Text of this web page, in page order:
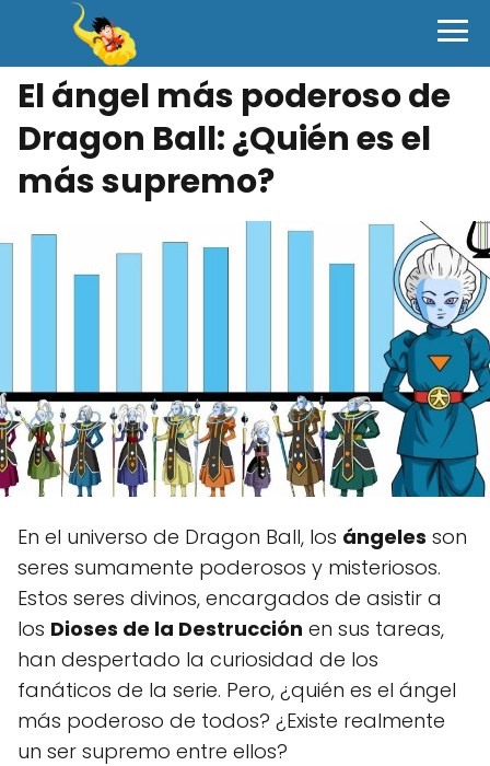
El ángel más poderoso de
Dragon Ball: ¿Quién es el
más supremo?
En el universo de Dragon Ball, los ángeles son
seres sumamente poderosos y misteriosos.
Estos seres divinos, encargados de asistir a
los Dioses de la Destrucción en sus tareas,
han despertado la curiosidad de los
fanáticos de la serie. Pero, ¿quién es el ángel
más poderoso de todos? ¿Existe realmente
un ser supremo entre ellos?